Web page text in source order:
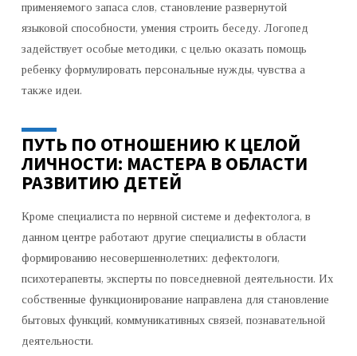
применяемого запаса слов, становление развернутой
языковой способности, умения строить беседу. Логопед
задействует особые методики, с целью оказать помощь
ребенку формулировать персональные нужды, чувства а
также идеи.
ПУТЬ ПО ОТНОШЕНИЮ К ЦЕЛОЙ
ЛИЧНОСТИ: МАСТЕРА В ОБЛАСТИ
РАЗВИТИЮ ДЕТЕЙ
Кроме специалиста по нервной системе и дефектолога, в
данном центре работают другие специалисты в области
формированию несовершеннолетних: дефектологи,
психотерапевты, эксперты по повседневной деятельности. Их
собственные функционирование направлена для становление
бытовых функций, коммуникативных связей, познавательной
деятельности.